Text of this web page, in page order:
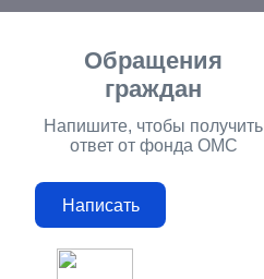
Обращения
граждан
Напишите, чтобы получить
ответ от фонда ОМС
Написать